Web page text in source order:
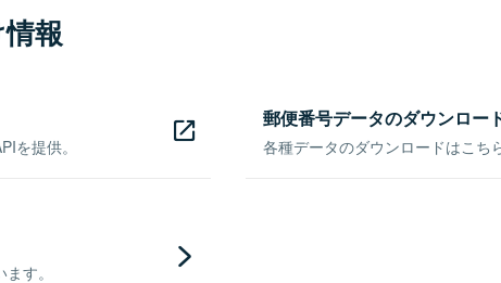
報
を提供。
郵便番号データのダウンロー
各種データのダウンロードはこち
す。